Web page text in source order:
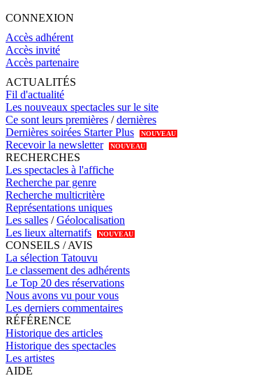
CONNEXION
Accès adhérent
Accès invité
Accès partenaire
ACTUALITÉS
Fil d'actualité
Les nouveaux spectacles sur le site
Ce sont leurs premières /dernières
Dernières soirées Starter Plus
NOUVEAU
Recevoir la newsletter NOUVEAU
RECHERCHES
Les spectacles à l'affiche
Recherche par genre
Recherche multicritère
Représentations uniques
Les salles /Géolocalisation
Les lieux alternatifs
NOUVEAU
CONSEILS / AVIS
La sélection Tatouvu
Le classement des adhérents
Le Top 20 des réservations
Nous avons vu pour vous
Les derniers commentaires
RÉFÉRENCE
Historique des articles
Historique des spectacles
Les artistes
AIDE